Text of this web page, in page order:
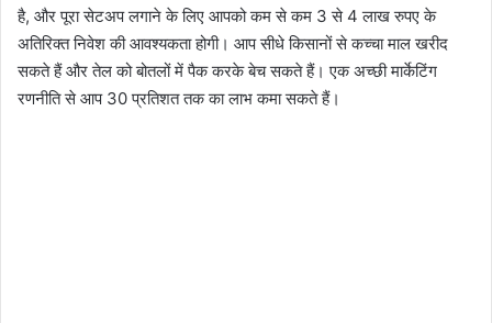
है, और पूरा सेटअप लगाने के लिए आपको कम से कम 3 से 4 लाख रुपए के
अतिरिक्त निवेश की आवश्यकता होगी। आप सीधे किसानों से कच्चा माल खरीद
सकते हैं और तेल को बोतलों में पैक करके बेच सकते हैं। एक अच्छी मार्केटिंग
रणनीति से आप 30 प्रतिशत तक का लाभ कमा सकते हैं।